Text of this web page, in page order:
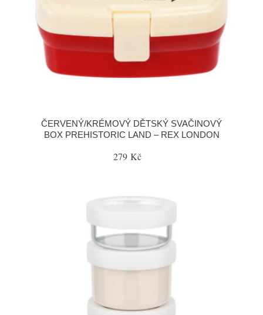
ČERVENÝ/KRÉMOVÝ DĚTSKÝ SVAČINOVÝ
BOX PREHISTORIC LAND – REX LONDON
279 Kč